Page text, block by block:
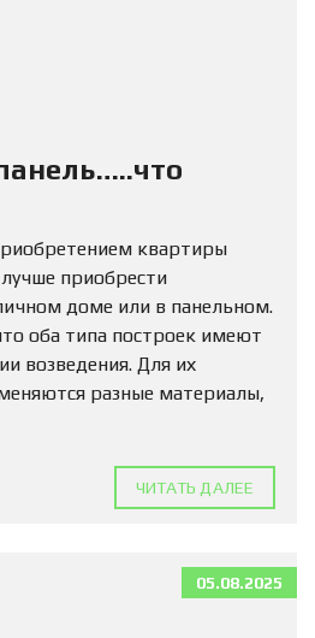
квартиры
приобрести
доме или в панельном.
оба типа построек имеют
возведения. Для их
разные материалы,
ЧИТАТЬ ДАЛЕЕ
05.08.2025